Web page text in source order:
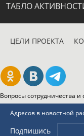
ТАБЛО
ЦЕЛИ ПРОЕКТА
Вопросы сотрудничества
Адресов в новостной
Подпишись